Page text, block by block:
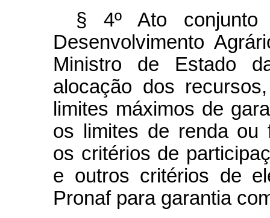
§ 4º Ato
Desenvolvimento
Ministro de Estado
alocação dos
limites máximos de
os limites de renda ou
os critérios de
e outros critérios de
Pronaf para garantia